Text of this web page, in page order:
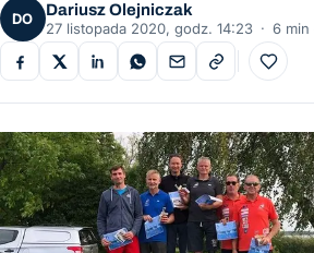
DO
Dariusz Olejniczak
27 listopada 2020, godz. 14:23 · 6 min
Do